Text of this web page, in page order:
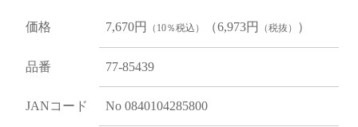
価格 7,670円 （10％税込） （6,973円 （税抜） ）
品番 77-85439
JANコード No 0840104285800